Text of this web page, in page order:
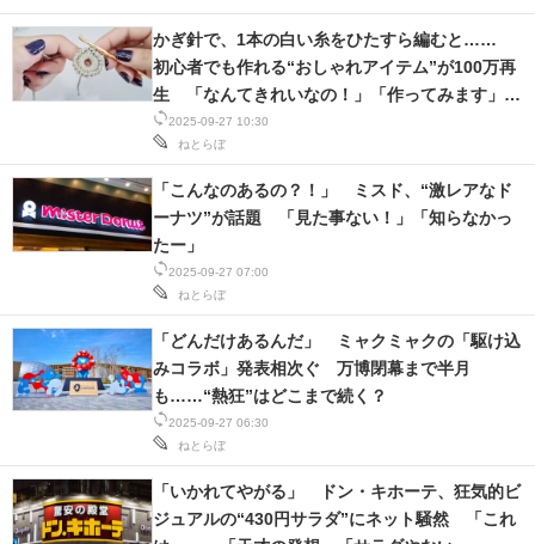
2025-09-27 10:30
ねとらぼ
かぎ針で、1本の白い糸をひたすら編むと……
初心者でも作れる“おしゃれアイテム”が100万再
生 「なんてきれいなの！」「作ってみます」
【編み物記事3選：海外】
2025-09-27 07:00
ねとらぼ
「こんなのあるの？！」 ミスド、“激レアなド
ーナツ”が話題 「見た事ない！」「知らなかっ
たー」
2025-09-27 06:30
ねとらぼ
「どんだけあるんだ」 ミャクミャクの「駆け込
みコラボ」発表相次ぐ 万博閉幕まで半月
も……“熱狂”はどこまで続く？
「いかれてやがる」 ドン・キホーテ、狂気的ビ
ジュアルの“430円サラダ”にネット騒然 「これ